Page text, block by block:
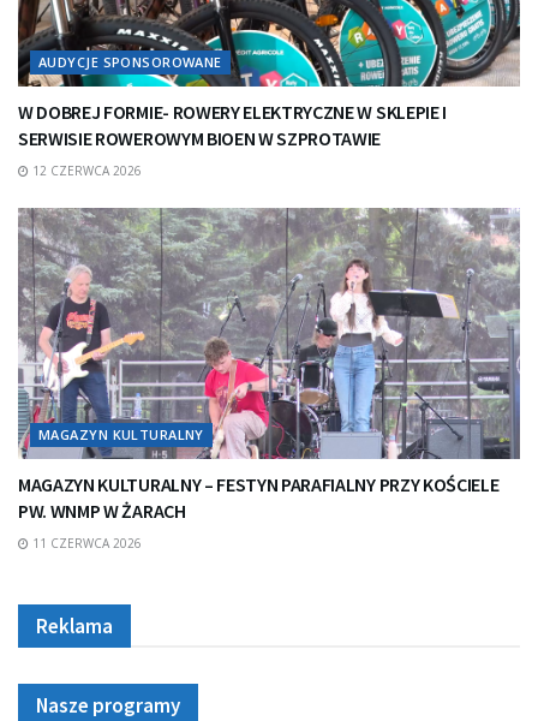
AUDYCJE SPONSOROWANE
W DOBREJ FORMIE- ROWERY ELEKTRYCZNE W SKLEPIE I
SERWISIE ROWEROWYM BIOEN W SZPROTAWIE
12 CZERWCA 2026
MAGAZYN KULTURALNY
MAGAZYN KULTURALNY – FESTYN PARAFIALNY PRZY KOŚCIELE
PW. WNMP W ŻARACH
11 CZERWCA 2026
Reklama
Nasze programy